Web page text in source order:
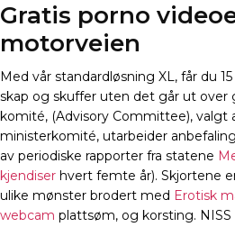
Gratis porno
motorveien
Med vår standardløsning XL, får du
skap og skuffer uten det går ut over
komité, (Advisory Committee), valgt
ministerkomité, utarbeider
av periodiske rapporter fra statene
kjendiser hvert femte år). Skjortene
ulike mønster brodert med Erotisk
webcam plattsøm, og korsting.